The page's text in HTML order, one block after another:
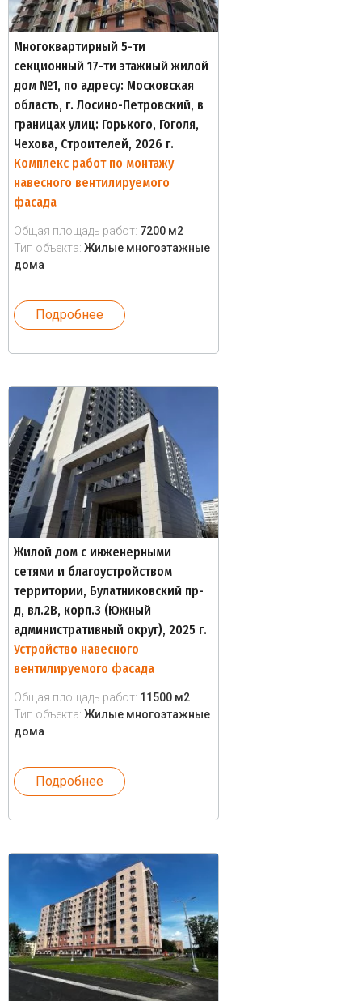
Многоквартирный 5-ти
секционный 17-ти этажный жилой
дом №1, по адресу: Московская
область, г. Лосино-Петровский, в
границах улиц: Горького, Гоголя,
Чехова, Строителей, 2026 г.
Комплекс работ по монтажу
навесного вентилируемого
фасада
Общая площадь работ: 7200 м2
Тип объекта: Жилые многоэтажные
дома
Подробнее
Жилой дом с инженерными
сетями и благоустройством
территории, Булатниковский пр-
д, вл.2В, корп.3 (Южный
административный округ), 2025 г.
Устройство навесного
вентилируемого фасада
Общая площадь работ: 11500 м2
Тип объекта: Жилые многоэтажные
дома
Подробнее